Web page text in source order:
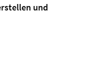
und